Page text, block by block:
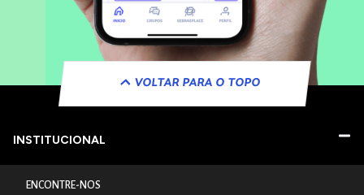
VOLTAR PARA O TOPO
INSTITUCIONAL
ENCONTRE-NOS